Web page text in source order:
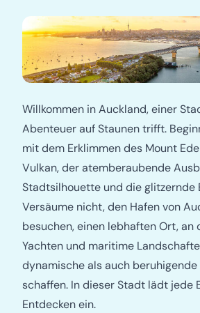
Willkommen in Auckland, einer
Abenteuer auf Staunen trifft.
mit dem Erklimmen des Mount
Vulkan, der atemberaubende
Stadtsilhouette und die glitzernde
Versäume nicht, den Hafen von
besuchen, einen lebhaften Ort, an
Yachten und maritime
dynamische als auch
schaffen. In dieser Stadt lädt jede
Entdecken ein.